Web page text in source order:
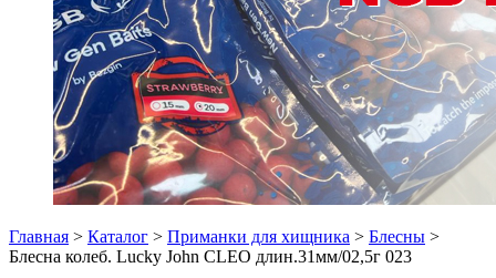
Главная > Каталог > Приманки для хищника > Блесны >
Блесна колеб. Lucky John CLEO длин.31мм/02,5г 023